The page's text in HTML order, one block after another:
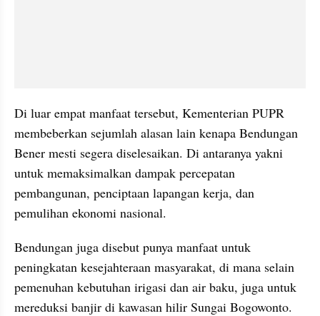
Di luar empat manfaat tersebut, Kementerian PUPR
membeberkan sejumlah alasan lain kenapa Bendungan
Bener mesti segera diselesaikan. Di antaranya yakni
untuk memaksimalkan dampak percepatan
pembangunan, penciptaan lapangan kerja, dan
pemulihan ekonomi nasional.
Bendungan juga disebut punya manfaat untuk
peningkatan kesejahteraan masyarakat, di mana selain
pemenuhan kebutuhan irigasi dan air baku, juga untuk
mereduksi banjir di kawasan hilir Sungai Bogowonto.